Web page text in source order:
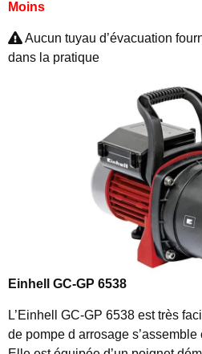
Moins
Aucun tuyau d’évacuation
dans la pratique
Einhell GC-GP 6538
L’Einhell GC-GP 6538 est très
de pompe d arrosage